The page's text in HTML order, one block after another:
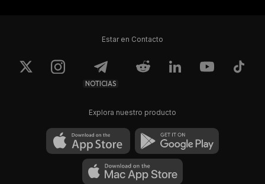
Estar en Contacto
NOTICIAS
Explora nuestro producto